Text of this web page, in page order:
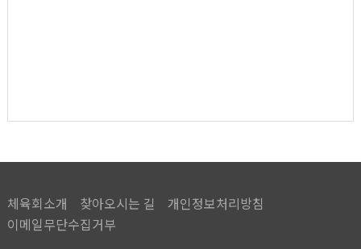
체육회소개 찾아오시는 길
개인정보처리방침
이메일무단수집거부